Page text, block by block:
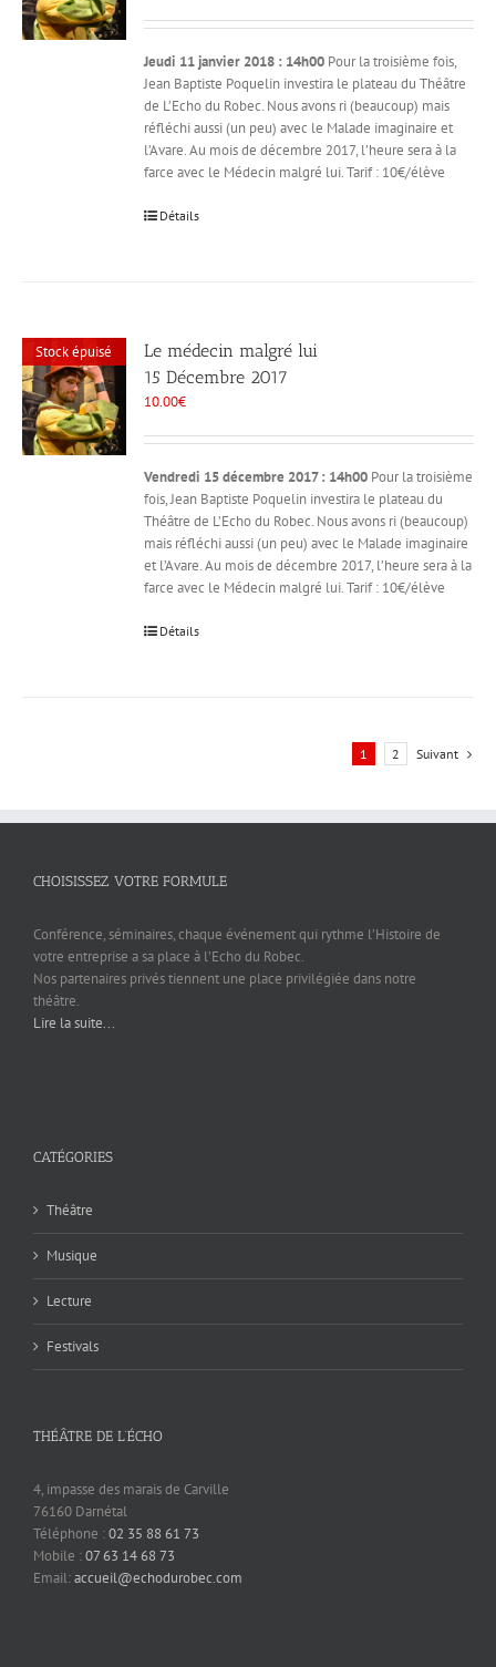
Jeudi 11 janvier 2018 : 14h00 Pour la troisième fois,
Jean Baptiste Poquelin investira le plateau du Théâtre
de L’Echo du Robec. Nous avons ri (beaucoup) mais
réfléchi aussi (un peu) avec le Malade imaginaire et
l’Avare. Au mois de décembre 2017, l’heure sera à la
farce avec le Médecin malgré lui. Tarif : 10€/élève
Détails
Stock épuisé
Le médecin malgré lui
15 Décembre 2017
10.00€
Vendredi 15 décembre 2017 : 14h00 Pour la troisième
fois, Jean Baptiste Poquelin investira le plateau du
Théâtre de L’Echo du Robec. Nous avons ri (beaucoup)
mais réfléchi aussi (un peu) avec le Malade imaginaire
et l’Avare. Au mois de décembre 2017, l’heure sera à la
farce avec le Médecin malgré lui. Tarif : 10€/élève
Détails
1 2 Suivant
CHOISISSEZ VOTRE FORMULE
Conférence, séminaires, chaque événement qui rythme l’Histoire de
votre entreprise a sa place à l’Echo du Robec.
Nos partenaires privés tiennent une place privilégiée dans notre
théâtre.
Lire la suite...
CATÉGORIES
Théâtre
Musique
Lecture
Festivals
THÉÂTRE DE L’ÉCHO
4, impasse des marais de Carville
76160 Darnétal
Téléphone :02 35 88 61 73
Mobile :07 63 14 68 73
Email:accueil@echodurobec.com